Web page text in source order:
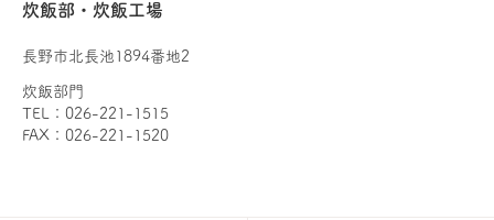
炊飯部・炊飯工場
長野市北長池1894番地2
炊飯部門
TEL：026-221-1515
FAX：026-221-1520